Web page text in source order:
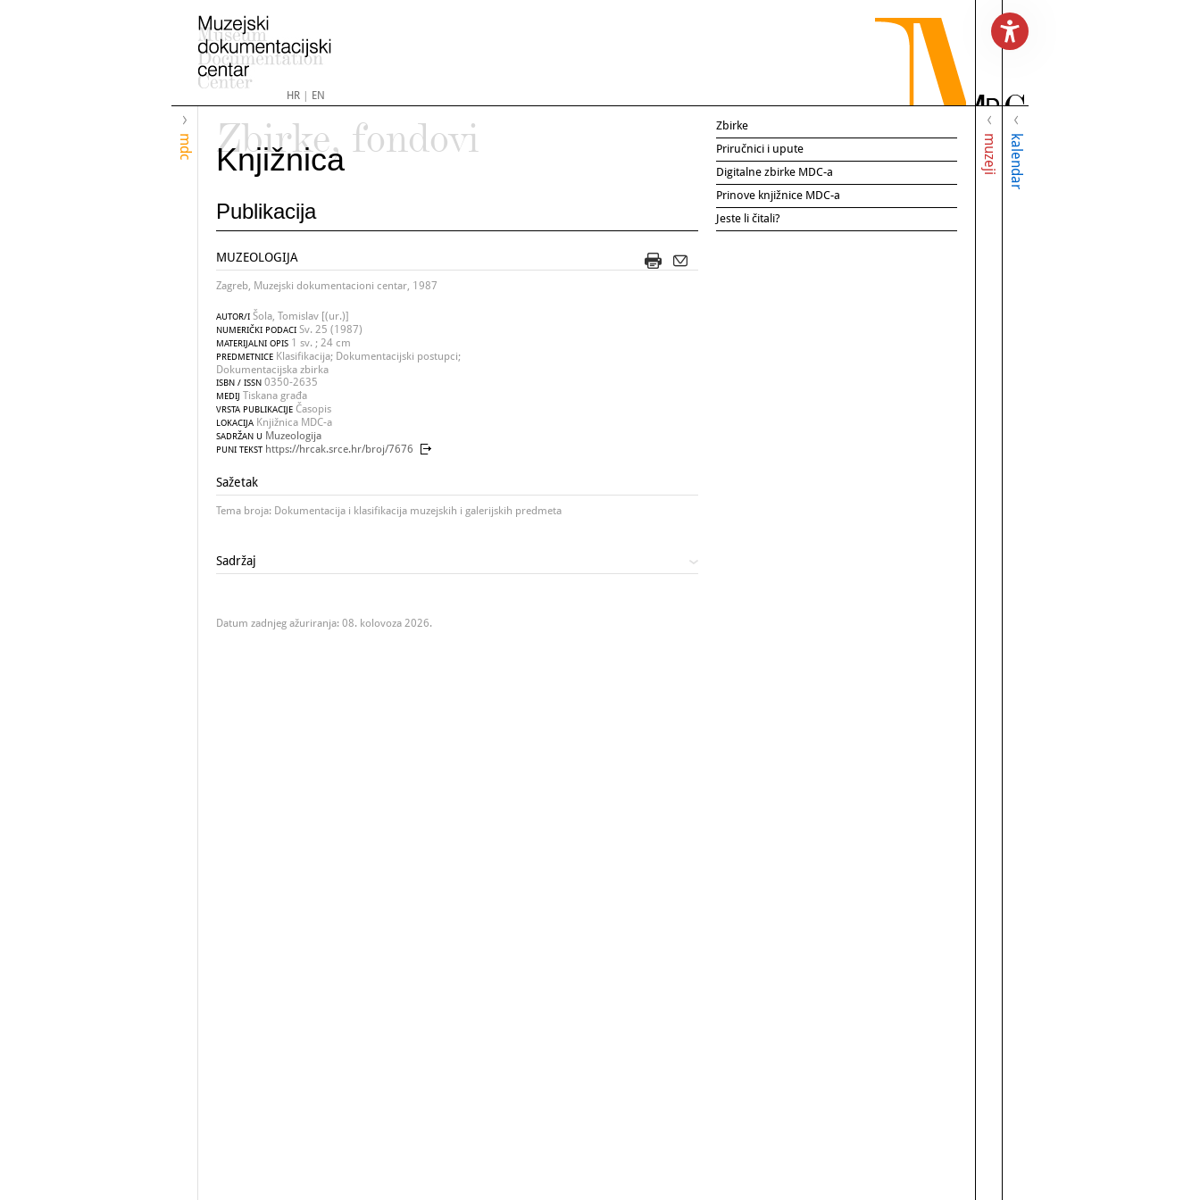
HR| EN
mdc muzeji kalendar
Zbirke, fondovi
Knjižnica
Publikacija
MUZEOLOGIJA
Zagreb, Muzejski dokumentacioni centar, 1987
AUTOR/I Šola, Tomislav [(ur.)]
NUMERIČKI PODACI Sv. 25 (1987)
MATERIJALNI OPIS 1 sv. ; 24 cm
PREDMETNICE Klasifikacija; Dokumentacijski postupci;
Dokumentacijska zbirka
ISBN / ISSN 0350-2635
MEDIJ Tiskana građa
VRSTA PUBLIKACIJE Časopis
LOKACIJA Knjižnica MDC-a
SADRŽAN U Muzeologija
PUNI TEKST https://hrcak.srce.hr/broj/7676
Sažetak
Tema broja: Dokumentacija i klasifikacija muzejskih i galerijskih predmeta
Sadržaj
Datum zadnjeg ažuriranja: 08. kolovoza 2026.
Zbirke
Priručnici i upute
Digitalne zbirke MDC-a
Prinove knjižnice MDC-a
Jeste li čitali?